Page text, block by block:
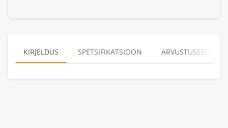
KIRJELDUS SPETSIFIKATSIOON ARVUSTUSED (0)